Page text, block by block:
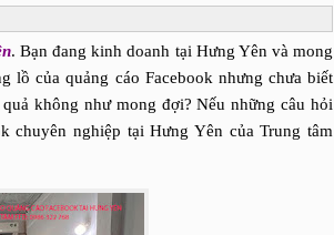
. Bạn đang kinh doanh tại Hưng Yên và mong
lồ của quảng cáo Facebook nhưng chưa biết
không như mong đợi? Nếu những câu hỏi
chuyên nghiệp tại Hưng Yên của Trung tâm